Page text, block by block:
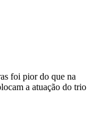
foi pior do que na
a atuação do trio